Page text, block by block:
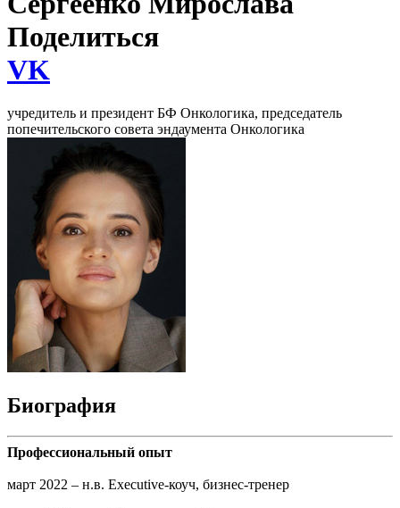
Поделиться
VK
учредитель и президент БФ Онкологика, председатель
попечительского совета эндаумента Онкологика
Биография
Профессиональный опыт
март 2022 – н.в. Executive-коуч, бизнес-тренер